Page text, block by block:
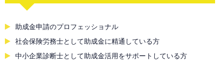
助成金申請のプロフェッショナル
社会保険労務士として助成金に精通している方
中小企業診断士として助成金活用をサポートしている方